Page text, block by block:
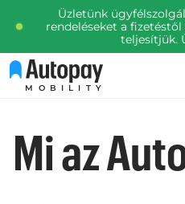
Üzletünk
rendeléseket a
teljesítjük.
MOBILITY
Mi az